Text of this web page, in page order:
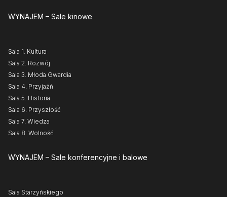
WYNAJEM – Sale kinowe
Sala 1. Kultura
Sala 2. Rozwój
Sala 3. Młoda Gwardia
Sala 4. Przyjaźń
Sala 5. Historia
Sala 6. Przyszłość
Sala 7. Wiedza
Sala 8. Wolność
WYNAJEM – Sale konferencyjne i balowe
Sala Starzyńskiego